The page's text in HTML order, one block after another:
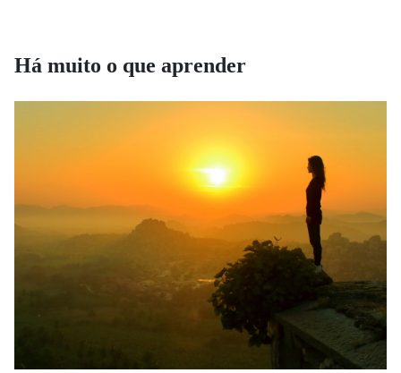
Há muito o que aprender